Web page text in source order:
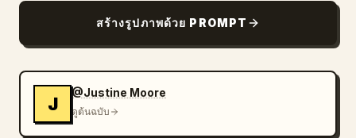
สร้างรูปภาพด้วย PROMPT
J
@Justine Moore
ดูต้นฉบับ